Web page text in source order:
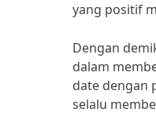
yang positif
Dengan
dalam
date dengan
selalu